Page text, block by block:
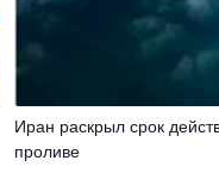
Иран раскрыл срок
проливе